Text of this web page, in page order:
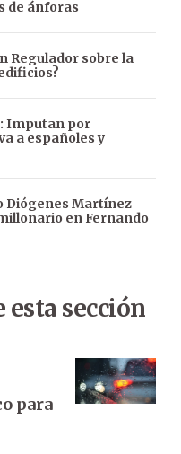
de ánforas
Regulador sobre la
Imputan por
a españoles y
Diógenes Martínez
en Fernando
sección
para